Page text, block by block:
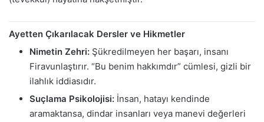
Ayetten Çıkarılacak Dersler ve Hikmetler
Nimetin Zehri: Şükredilmeyen her başarı, insanı
Firavunlaştırır. “Bu benim hakkımdır” cümlesi, gizli bir
ilahlık iddiasıdır.
Suçlama Psikolojisi: İnsan, hatayı kendinde
aramaktansa, dindar insanları veya manevi değerleri